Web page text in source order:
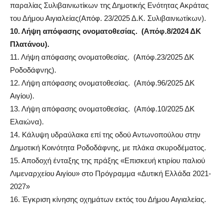
παραλίας Συλιβαινιωτίκων της Δημοτικής Ενότητας Ακράτας
του Δήμου Αιγιαλείας(Απόφ. 23/2025Δ.Κ. Συλιβαινιωτίκων).
10.Λήψη απόφασης ονοματοθεσίας. (Απόφ.8/2024 ΔΚ
Πλατάνου).
11. Λήψη απόφασης ονοματοθεσίας. (Απόφ.23/2025 ΔΚ
Ροδοδάφνης).
12. Λήψη απόφασης ονοματοθεσίας. (Απόφ.96/2025 ΔΚ
Αιγίου).
13. Λήψη απόφασης ονοματοθεσίας. (Απόφ.10/2025 ΔΚ
Ελαιώνα).
14. Κάλυψη υδραύλακα επί της οδού Αντωνοπούλου στην
Δημοτική Κοινότητα Ροδοδάφνης, με πλάκα σκυροδέματος.
15. Αποδοχή ένταξης της πράξης «Επισκευή κτιρίου παλιού
Λιμεναρχείου Αιγίου» στο Πρόγραμμα «Δυτική Ελλάδα 2021-
2027»
16. Έγκριση κίνησης οχημάτων εκτός τουΔήμου Αιγιαλείας.